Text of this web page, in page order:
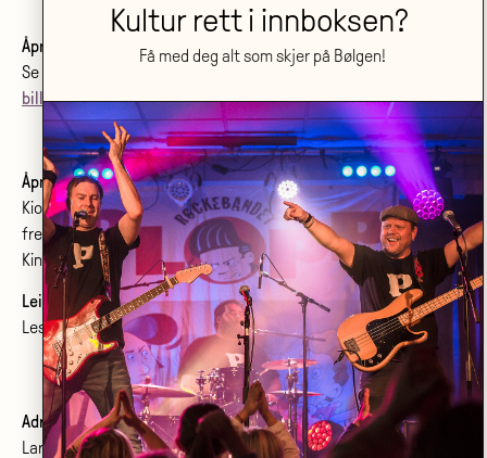
Åpningstider billettkjøp og telefon:
Se
billett@bolgenkulturhus.no
Åpningstider kino:
Kiosken er åpen fra første film starter
frem til siste film starter.
Kinoprogram:
www.bolgenkino.no
Leie lokale?
Les om konferanser og møtelokalerher .
Adresse:
Larvik kulturhus Bølgen KF
Kultur rett i innboksen?
Få med deg alt som skjer på Bølgen!